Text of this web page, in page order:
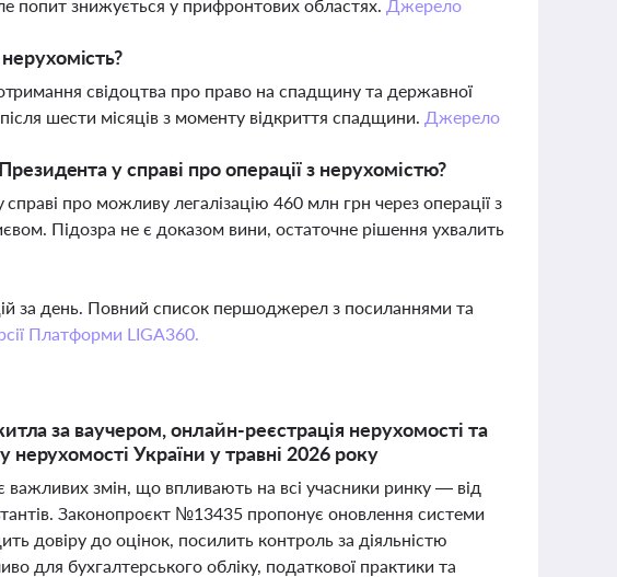
попит знижується у прифронтових областях. Джерело
свідоцтва про право на спадщину та державної
шести місяців з моменту відкриття спадщини. Джерело
у справі про операції з нерухомістю?
про можливу легалізацію 460 млн грн через операції з
Підозра не є доказом вини, остаточне рішення ухвалить
за день. Повний список першоджерел з посиланнями та
Платформи LIGA360.
за ваучером, онлайн-реєстрація нерухомості та
України у травні 2026 року
важливих змін, що впливають на всі учасники ринку — від
Законопроєкт №13435 пропонує оновлення системи
довіру до оцінок, посилить контроль за діяльністю
для бухгалтерського обліку, податкової практики та